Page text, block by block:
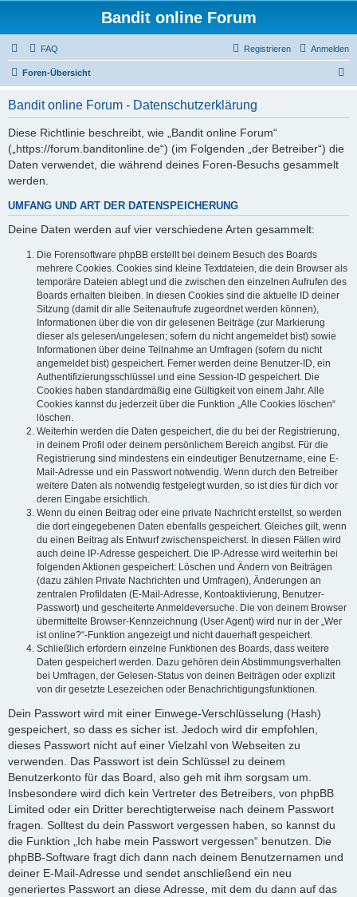
Bandit online Forum
FAQ Anmelden
Registrieren
Foren-Übersicht
Bandit online Forum - Datenschutzerklärung
Diese Richtlinie beschreibt, wie „Bandit online Forum“
(„https://forum.banditonline.de“) (im Folgenden „der Betreiber“) die
Daten verwendet, die während deines Foren-Besuchs gesammelt
werden.
UMFANG UND ART DER DATENSPEICHERUNG
Deine Daten werden auf vier verschiedene Arten gesammelt:
Die Forensoftware phpBB erstellt bei deinem Besuch des Boards
mehrere Cookies. Cookies sind kleine Textdateien, die dein Browser als
temporäre Dateien ablegt und die zwischen den einzelnen Aufrufen des
Boards erhalten bleiben. In diesen Cookies sind die aktuelle ID deiner
Sitzung (damit dir alle Seitenaufrufe zugeordnet werden können),
Informationen über die von dir gelesenen Beiträge (zur Markierung
dieser als gelesen/ungelesen; sofern du nicht angemeldet bist) sowie
Informationen über deine Teilnahme an Umfragen (sofern du nicht
angemeldet bist) gespeichert. Ferner werden deine Benutzer-ID, ein
Authentifizierungsschlüssel und eine Session-ID gespeichert. Die
Cookies haben standardmäßig eine Gültigkeit von einem Jahr. Alle
Cookies kannst du jederzeit über die Funktion „Alle Cookies löschen“
löschen.
Weiterhin werden die Daten gespeichert, die du bei der Registrierung,
in deinem Profil oder deinem persönlichem Bereich angibst. Für die
Registrierung sind mindestens ein eindeutiger Benutzername, eine E-
Mail-Adresse und ein Passwort notwendig. Wenn durch den Betreiber
weitere Daten als notwendig festgelegt wurden, so ist dies für dich vor
deren Eingabe ersichtlich.
Wenn du einen Beitrag oder eine private Nachricht erstellst, so werden
die dort eingegebenen Daten ebenfalls gespeichert. Gleiches gilt, wenn
du einen Beitrag als Entwurf zwischenspeicherst. In diesen Fällen wird
auch deine IP-Adresse gespeichert. Die IP-Adresse wird weiterhin bei
folgenden Aktionen gespeichert: Löschen und Ändern von Beiträgen
(dazu zählen Private Nachrichten und Umfragen), Änderungen an
zentralen Profildaten (E-Mail-Adresse, Kontoaktivierung, Benutzer-
Passwort) und gescheiterte Anmeldeversuche. Die von deinem Browser
übermittelte Browser-Kennzeichnung (User Agent) wird nur in der „Wer
ist online?“-Funktion angezeigt und nicht dauerhaft gespeichert.
Schließlich erfordern einzelne Funktionen des Boards, dass weitere
Daten gespeichert werden. Dazu gehören dein Abstimmungsverhalten
bei Umfragen, der Gelesen-Status von deinen Beiträgen oder explizit
von dir gesetzte Lesezeichen oder Benachrichtigungsfunktionen.
Dein Passwort wird mit einer Einwege-Verschlüsselung (Hash)
gespeichert, so dass es sicher ist. Jedoch wird dir empfohlen,
dieses Passwort nicht auf einer Vielzahl von Webseiten zu
verwenden. Das Passwort ist dein Schlüssel zu deinem
Benutzerkonto für das Board, also geh mit ihm sorgsam um.
Insbesondere wird dich kein Vertreter des Betreibers, von phpBB
Limited oder ein Dritter berechtigterweise nach deinem Passwort
fragen. Solltest du dein Passwort vergessen haben, so kannst du
die Funktion „Ich habe mein Passwort vergessen“ benutzen. Die
phpBB-Software fragt dich dann nach deinem Benutzernamen und
deiner E-Mail-Adresse und sendet anschließend ein neu
generiertes Passwort an diese Adresse, mit dem du dann auf das